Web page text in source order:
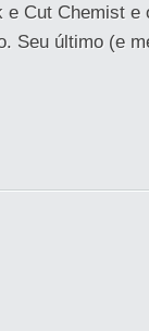
e Cut Chemist e
Seu último (e